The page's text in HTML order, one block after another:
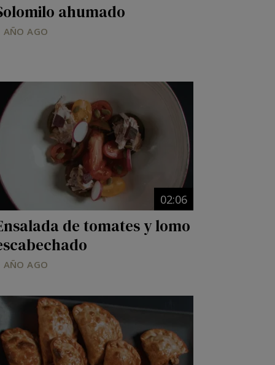
ahumado
AÑO AGO
02:06
de tomates y lomo
AÑO AGO